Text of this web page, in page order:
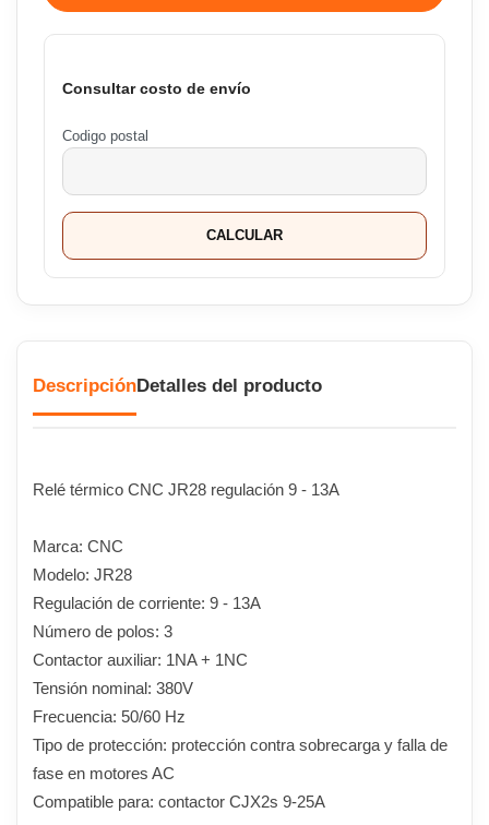
Consultar costo de envío
Codigo postal
CALCULAR
DescripciónDetalles del producto
Relé térmico CNC JR28 regulación 9 - 13A
Marca: CNC
Modelo: JR28
Regulación de corriente: 9 - 13A
Número de polos: 3
Contactor auxiliar: 1NA + 1NC
Tensión nominal: 380V
Frecuencia: 50/60 Hz
Tipo de protección: protección contra sobrecarga y falla de
fase en motores AC
Compatible para: contactor CJX2s 9-25A